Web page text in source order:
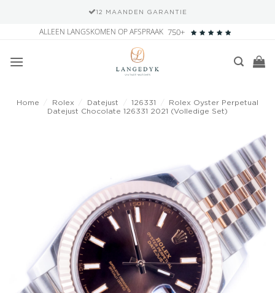
12 MAANDEN GARANTIE
inhoud
ALLEEN LANGSKOMEN OP AFSPRAAK 750+
Home Rolex Datejust 126331
Rolex Oyster Perpetual
Datejust Chocolate 126331 2021 (Volledige Set)
Add to
wishlist